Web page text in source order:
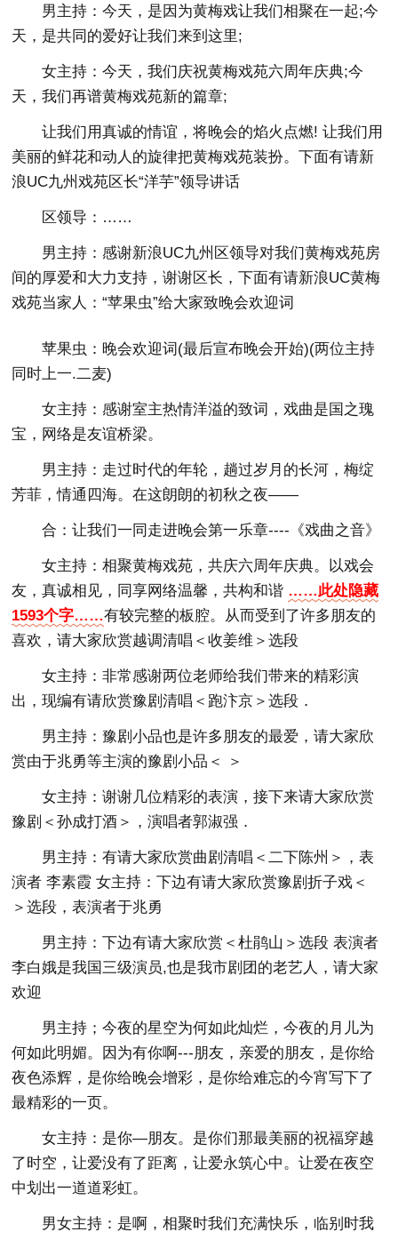
男主持：今天，是因为黄梅戏让我们相聚在一起;今
天，是共同的爱好让我们来到这里;
女主持：今天，我们庆祝黄梅戏苑六周年庆典;今
天，我们再谱黄梅戏苑新的篇章;
让我们用真诚的情谊，将晚会的焰火点燃! 让我们用
美丽的鲜花和动人的旋律把黄梅戏苑装扮。下面有请新
浪UC九州戏苑区长“洋芋”领导讲话
区领导：……
男主持：感谢新浪UC九州区领导对我们黄梅戏苑房
间的厚爱和大力支持，谢谢区长，下面有请新浪UC黄梅
戏苑当家人：“苹果虫”给大家致晚会欢迎词
苹果虫：晚会欢迎词(最后宣布晚会开始)(两位主持
同时上一.二麦)
女主持：感谢室主热情洋溢的致词，戏曲是国之瑰
宝，网络是友谊桥梁。
男主持：走过时代的年轮，趟过岁月的长河，梅绽
芳菲，情通四海。在这朗朗的初秋之夜――
合：让我们一同走进晚会第一乐章----《戏曲之音》
女主持：相聚黄梅戏苑，共庆六周年庆典。以戏会
友，真诚相见，同享网络温馨，共构和谐 ……此处隐藏
1593个字……有较完整的板腔。从而受到了许多朋友的
喜欢，请大家欣赏越调清唱＜收姜维＞选段
女主持：非常感谢两位老师给我们带来的精彩演
出，现编有请欣赏豫剧清唱＜跑汴京＞选段．
男主持：豫剧小品也是许多朋友的最爱，请大家欣
赏由于兆勇等主演的豫剧小品＜ ＞
女主持：谢谢几位精彩的表演，接下来请大家欣赏
豫剧＜孙成打酒＞，演唱者郭淑强．
男主持：有请大家欣赏曲剧清唱＜二下陈州＞，表
演者 李素霞 女主持：下边有请大家欣赏豫剧折子戏＜
＞选段，表演者于兆勇
男主持：下边有请大家欣赏＜杜鹃山＞选段 表演者
李白娥是我国三级演员,也是我市剧团的老艺人，请大家
欢迎
男主持；今夜的星空为何如此灿烂，今夜的月儿为
何如此明媚。因为有你啊---朋友，亲爱的朋友，是你给
夜色添辉，是你给晚会增彩，是你给难忘的今宵写下了
最精彩的一页。
女主持：是你—朋友。是你们那最美丽的祝福穿越
了时空，让爱没有了距离，让爱永筑心中。让爱在夜空
中划出一道道彩虹。
男女主持：是啊，相聚时我们充满快乐，临别时我